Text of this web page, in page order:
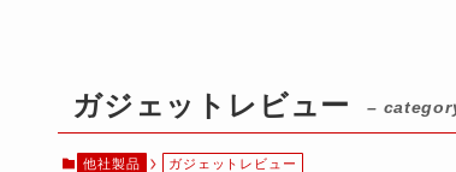
ガジェットレビュー –
他社製品 ガジェットレビュー